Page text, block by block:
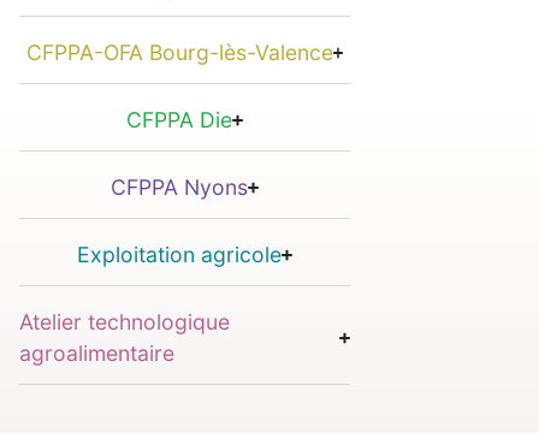
CFPPA-OFA Bourg-lès-Valence
CFPPA Die
CFPPA Nyons
Exploitation agricole
Atelier technologique
agroalimentaire